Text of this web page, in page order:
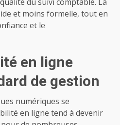
et moins formelle, tout en
et le
en ligne
de gestion
numériques se
en ligne tend à devenir